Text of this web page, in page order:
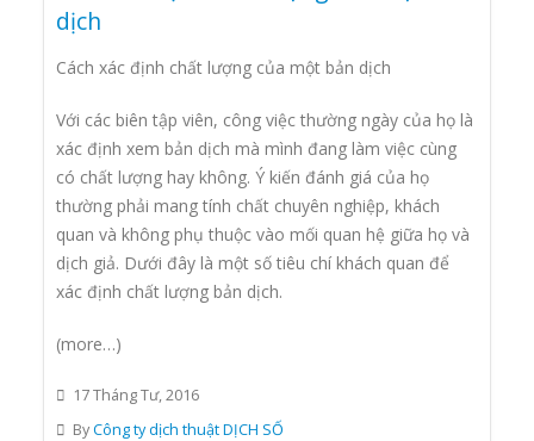
dịch
Cách xác định chất lượng của một bản dịch
Với các biên tập viên, công việc thường ngày của họ là
xác định xem bản dịch mà mình đang làm việc cùng
có chất lượng hay không. Ý kiến đánh giá của họ
thường phải mang tính chất chuyên nghiệp, khách
quan và không phụ thuộc vào mối quan hệ giữa họ và
dịch giả. Dưới đây là một số tiêu chí khách quan để
xác định chất lượng bản dịch.
(more…)
17 Tháng Tư, 2016
ByCông ty dịch thuật DỊCH SỐ